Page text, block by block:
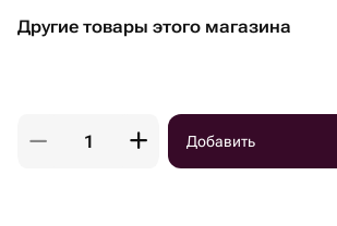
Другие товары этого магазина
Добавить